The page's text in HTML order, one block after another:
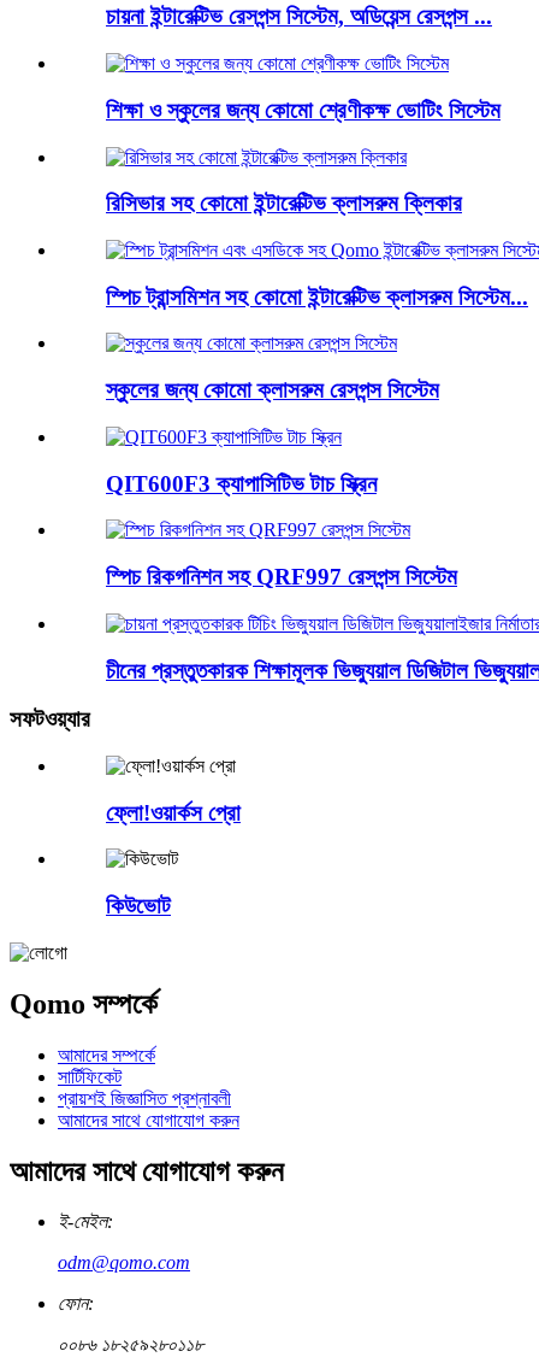
চায়না ইন্টারেক্টিভ রেসপন্স সিস্টেম, অডিয়েন্স রেসপন্স ...
শিক্ষা ও স্কুলের জন্য কোমো শ্রেণীকক্ষ ভোটিং সিস্টেম
রিসিভার সহ কোমো ইন্টারেক্টিভ ক্লাসরুম ক্লিকার
স্পিচ ট্রান্সমিশন সহ কোমো ইন্টারেক্টিভ ক্লাসরুম সিস্টেম...
স্কুলের জন্য কোমো ক্লাসরুম রেসপন্স সিস্টেম
QIT600F3 ক্যাপাসিটিভ টাচ স্ক্রিন
স্পিচ রিকগনিশন সহ QRF997 রেসপন্স সিস্টেম
চীনের প্রস্তুতকারক শিক্ষামূলক ভিজ্যুয়াল ডিজিটাল
সফটওয়্যার
ফ্লো!ওয়ার্কস প্রো
কিউভোট
Qomo সম্পর্কে
আমাদের সম্পর্কে
সার্টিফিকেট
প্রায়শই জিজ্ঞাসিত প্রশ্নাবলী
আমাদের সাথে যোগাযোগ করুন
আমাদের সাথে যোগাযোগ করুন
ই-মেইল:
odm@qomo.com
ফোন:
০০৮৬ ১৮২৫৯২৮০১১৮